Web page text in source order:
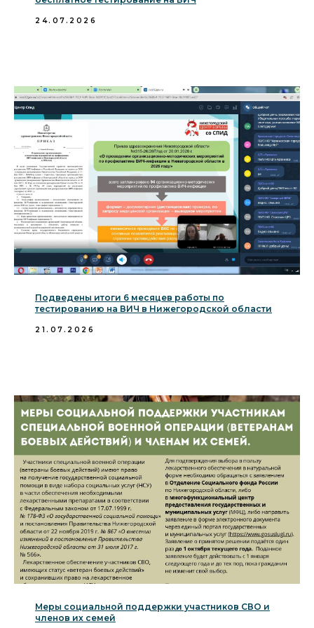
24.07.2026
Подведены итоги 6 месяцев работы по
тестированию на ВИЧ в Нижегородской области
21.07.2026
Меры социальной поддержки участников СВО и
членов их семей